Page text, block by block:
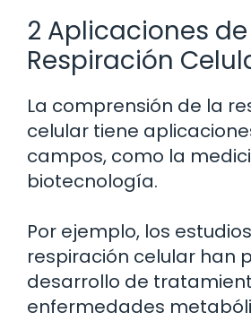
2 Aplicaciones
Respiración
La comprensión de la
celular tiene
campos, como la
biotecnología.
Por ejemplo, los
respiración celular han
desarrollo de
enfermedades